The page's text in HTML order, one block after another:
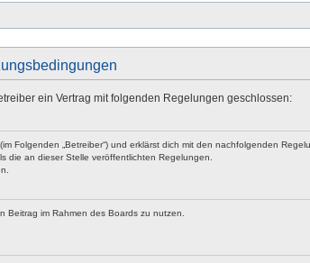
ein Vertrag mit folgenden Regelungen geschlossen:
Folgenden „Betreiber“) und erklärst dich mit den nachfolgenden
die an dieser Stelle veröffentlichten Regelungen.
im Rahmen des Boards zu nutzen.